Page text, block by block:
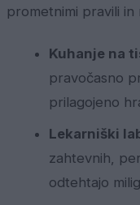
prometnimi pravili in
Kuhanje na
pravočasno
prilagojeno
Lekarniški
zahtevnih,
odtehtajo